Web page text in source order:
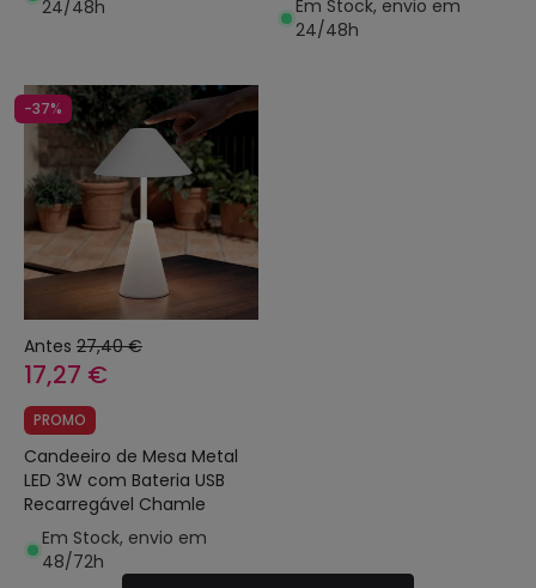
24/48h
Em Stock, envio em
24/48h
-37%
Antes 27,40 €
17,27 €
PROMO
Candeeiro de Mesa Metal
LED 3W com Bateria USB
Recarregável Chamle
Em Stock, envio em
48/72h